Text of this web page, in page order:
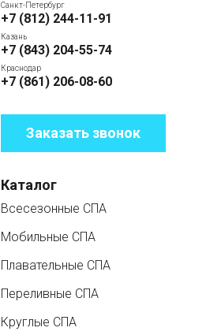
Санкт-Петербург
+7 (812) 244-11-91
Казань
+7 (843) 204-55-74
Краснодар
+7 (861) 206-08-60
Заказать звонок
Каталог
Всесезонные СПА
Мобильные СПА
Плавательные СПА
Переливные СПА
Круглые СПА